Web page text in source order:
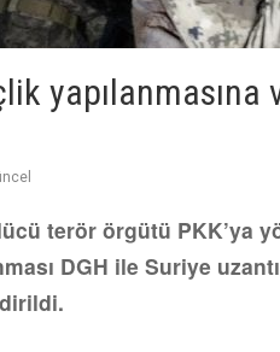
terör örgütü PKK’ya
DGH ile Suriye